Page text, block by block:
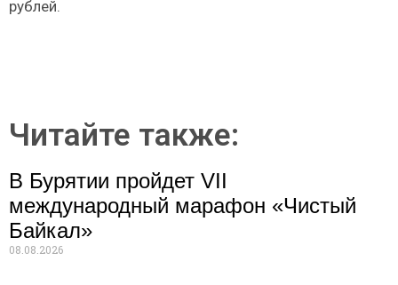
рублей.
Читайте также:
В Бурятии пройдет VII
международный марафон «Чистый
Байкал»
08.08.2026